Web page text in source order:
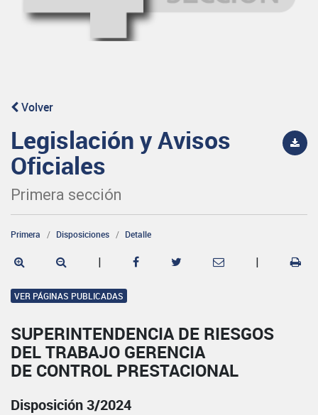
Volver
Legislación y Avisos
Oficiales
Primera sección
Primera Disposiciones Detalle
| |
VER PÁGINAS PUBLICADAS
SUPERINTENDENCIA DE RIESGOS
DEL TRABAJO GERENCIA
DE CONTROL PRESTACIONAL
Disposición 3/2024